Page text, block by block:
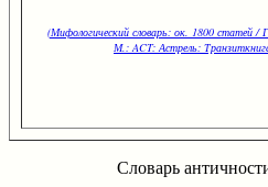
(Мифологический словарь: ок. 1800 статей /
М.: ACT: Астрель:
Словарь